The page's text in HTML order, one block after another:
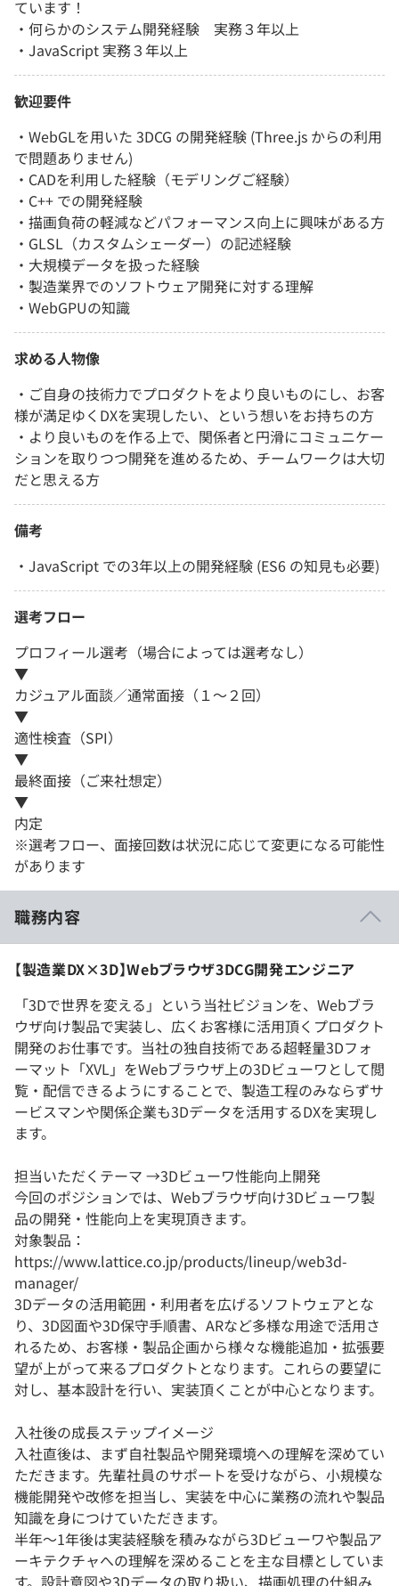
ています！
・何らかのシステム開発経験 実務３年以上
・JavaScript 実務３年以上
歓迎要件
・WebGLを用いた 3DCG の開発経験 (Three.js からの利用
で問題ありません)
・CADを利用した経験（モデリングご経験）
・C++ での開発経験
・描画負荷の軽減などパフォーマンス向上に興味がある方
・GLSL（カスタムシェーダー）の記述経験
・大規模データを扱った経験
・製造業界でのソフトウェア開発に対する理解
・WebGPUの知識
求める人物像
・ご自身の技術力でプロダクトをより良いものにし、お客
様が満足ゆくDXを実現したい、という想いをお持ちの方
・より良いものを作る上で、関係者と円滑にコミュニケー
ションを取りつつ開発を進めるため、チームワークは大切
だと思える方
備考
・JavaScript での3年以上の開発経験 (ES6 の知見も必要)
選考フロー
プロフィール選考（場合によっては選考なし）
▼
カジュアル面談／通常面接（１～２回）
▼
適性検査（SPI）
▼
最終面接（ご来社想定）
▼
内定
※選考フロー、面接回数は状況に応じて変更になる可能性
があります
職務内容
【製造業DX×3D】Webブラウザ3DCG開発エンジニア
「3Dで世界を変える」という当社ビジョンを、Webブラ
ウザ向け製品で実装し、広くお客様に活用頂くプロダクト
開発のお仕事です。当社の独自技術である超軽量3Dフォ
ーマット「XVL」をWebブラウザ上の3Dビューワとして閲
覧・配信できるようにすることで、製造工程のみならずサ
ービスマンや関係企業も3Dデータを活用するDXを実現し
ます。
担当いただくテーマ →3Dビューワ性能向上開発
今回のポジションでは、Webブラウザ向け3Dビューワ製
品の開発・性能向上を実現頂きます。
対象製品：
https://www.lattice.co.jp/products/lineup/web3d-
manager/
3Dデータの活用範囲・利用者を広げるソフトウェアとな
り、3D図面や3D保守手順書、ARなど多様な用途で活用さ
れるため、お客様・製品企画から様々な機能追加・拡張要
望が上がって来るプロダクトとなります。これらの要望に
対し、基本設計を行い、実装頂くことが中心となります。
入社後の成長ステップイメージ
入社直後は、まず自社製品や開発環境への理解を深めてい
ただきます。先輩社員のサポートを受けながら、小規模な
機能開発や改修を担当し、実装を中心に業務の流れや製品
知識を身につけていただきます。
半年～1年後は実装経験を積みながら3Dビューワや製品ア
ーキテクチャへの理解を深めることを主な目標としていま
す。設計意図や3Dデータの取り扱い、描画処理の仕組み